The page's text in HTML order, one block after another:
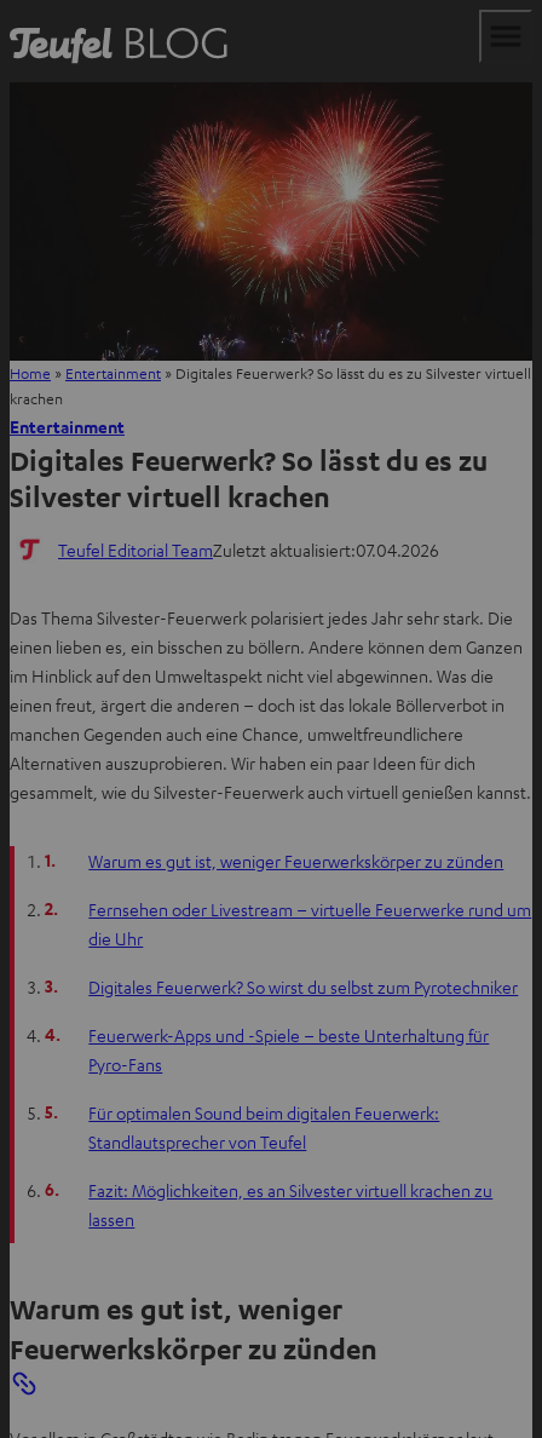
Home » Entertainment » Digitales Feuerwerk? So lässt du es zu Silvester virtuell
krachen
Entertainment
Digitales Feuerwerk? So lässt du es zu
Silvester virtuell krachen
Teufel Editorial TeamZuletzt aktualisiert:07.04.2026
Das Thema Silvester-Feuerwerk polarisiert jedes Jahr sehr stark. Die
einen lieben es, ein bisschen zu böllern. Andere können dem Ganzen
im Hinblick auf den Umweltaspekt nicht viel abgewinnen. Was die
einen freut, ärgert die anderen – doch ist das lokale Böllerverbot in
manchen Gegenden auch eine Chance, umweltfreundlichere
Alternativen auszuprobieren. Wir haben ein paar Ideen für dich
gesammelt, wie du Silvester-Feuerwerk auch virtuell genießen kannst.
1. Warum es gut ist, weniger Feuerwerkskörper zu zünden
2.
Fernsehen oder Livestream – virtuelle Feuerwerke rund um
die Uhr
3. Digitales Feuerwerk? So wirst du selbst zum Pyrotechniker
4.
Feuerwerk-Apps und -Spiele – beste Unterhaltung für
Pyro-Fans
5.
Für optimalen Sound beim digitalen Feuerwerk:
Standlautsprecher von Teufel
6.
Fazit: Möglichkeiten, es an Silvester virtuell krachen zu
lassen
Warum es gut ist, weniger
Feuerwerkskörper zu zünden